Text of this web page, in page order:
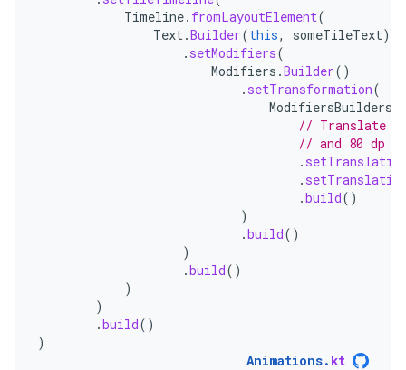
Timeline. fromLayoutElement(
Text.Builder(this, someTileText)
. setModifiers(
Modifiers .Builder()
. setTransformation(
ModifiersBuilders
// Translate
// and 80 dp
.
.
.build()
)
.build()
)
.build()
)
)
.build()
)
Animations. kt